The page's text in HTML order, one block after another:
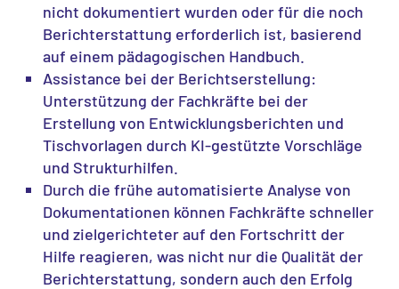
nicht dokumentiert wurden oder für die noch
Berichterstattung erforderlich ist, basierend
auf einem pädagogischen Handbuch.
Assistance bei der Berichtserstellung:
Unterstützung der Fachkräfte bei der
Erstellung von Entwicklungsberichten und
Tischvorlagen durch KI-gestützte Vorschläge
und Strukturhilfen.
Durch die frühe automatisierte Analyse von
Dokumentationen können Fachkräfte schneller
und zielgerichteter auf den Fortschritt der
Hilfe reagieren, was nicht nur die Qualität der
Berichterstattung, sondern auch den Erfolg